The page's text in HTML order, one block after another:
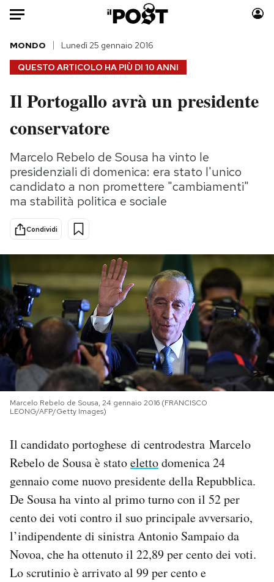
Auto
HOME
Italia
Politica
Tecnologia
Internet
Scienza
Cultura
Economia
Moda
Storie/Idee
Ok Boomer!
Media
Europa
PODCAST
NEWSLETTER
I MIEI PREFERITI
SHOP
CALENDARIO
AREA PERSONALE
Area Personale
Newsletter
Notifiche mobile
Regala il Post
QUESTO ARTICOLO HA PIÙ DI 10 ANNI
MONDO Lunedì 25 gennaio 2016
Il Portogallo avrà un presidente
conservatore
Marcelo Rebelo de Sousa ha vinto le
presidenziali di domenica: era stato l'unico
candidato a non promettere "cambiamenti"
ma stabilità politica e sociale
Condividi
Marcelo Rebelo de Sousa, 24 gennaio 2016 (FRANCISCO
LEONG/AFP/Getty Images)
Il candidato portoghese di centrodestra Marcelo
Rebelo de Sousa è statoelettodomenica 24
gennaio come nuovo presidente della Repubblica.
De Sousa ha vinto al primo turno con il 52 per
cento dei voti contro il suo principale avversario,
l’indipendente di sinistra Antonio Sampaio da
Novoa, che ha ottenuto il 22,89 per cento dei voti.
Lo scrutinio è arrivato al 99 per cento e